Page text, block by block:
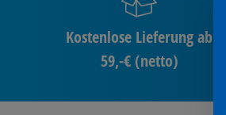
Kostenlose Lieferung ab
59,-€ (netto)